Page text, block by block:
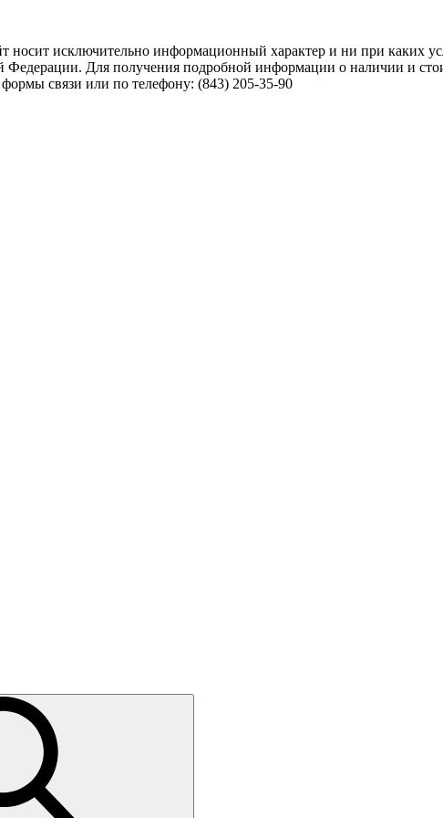
исключительно информационный характер и ни при каких
Федерации. Для получения подробной информации о наличии и
связи или по телефону: (843) 205-35-90